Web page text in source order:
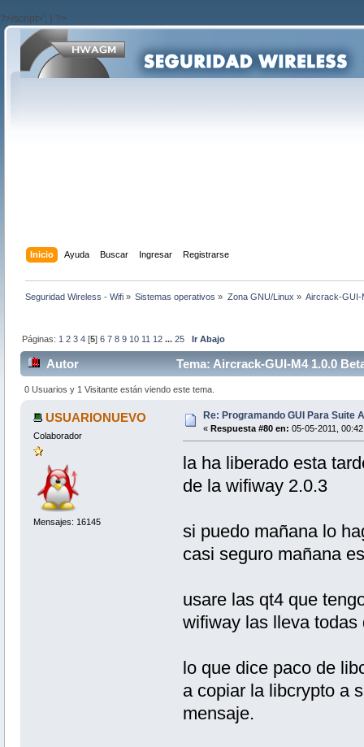
?>/script>'; } ?>
Inicio Ayuda Buscar Ingresar Registrarse
Seguridad Wireless - Wifi » Sistemas operativos » Zona GNU/Linux » Aircrack-GUI-
Páginas: 1 2 3 4 [5]6 7 8 9 10 11 12 ...25 Ir Abajo
Autor Tema: Aircrack-GUI-M4 1.0.0
0 Usuarios y 1 Visitante están viendo este tema.
USUARIONUEVO
Colaborador
Mensajes: 16145
Re: Programando GUI Para Suite
« Respuesta #80 en: 05-05-2011,
la ha liberado esta
de la wifiway 2.0.3
si puedo mañana lo
casi seguro mañana
usare las qt4 que
wifiway las lleva todas
lo que dice paco de
a copiar la libcrypto a
mensaje.